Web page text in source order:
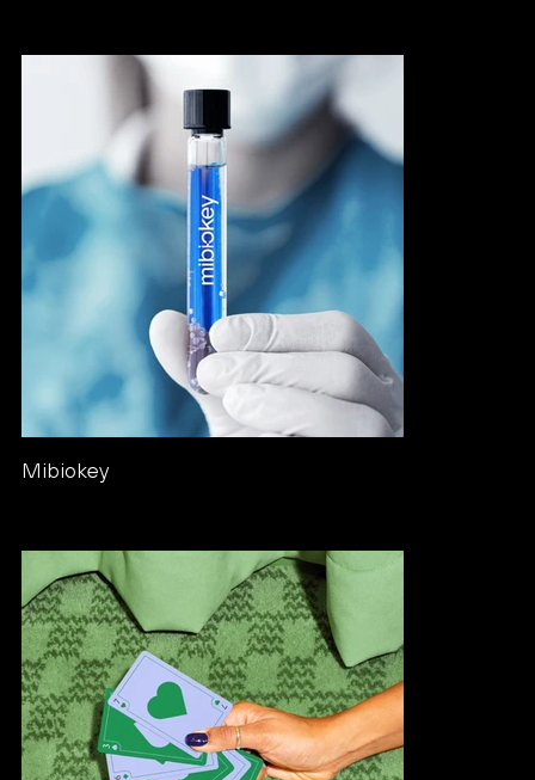
Mibiokey